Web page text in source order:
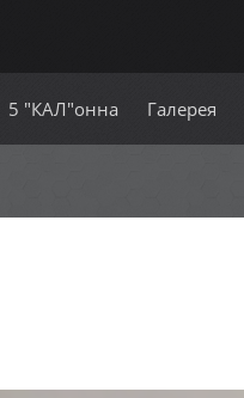
5 "КАЛ"онна Галерея